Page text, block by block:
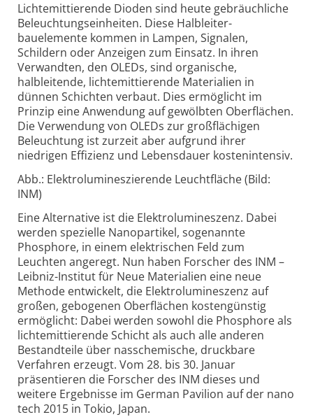
Lichtemittierende Dioden sind heute gebräuchliche
Beleuchtungseinheiten. Diese Halbleiter­
bauelemente kommen in Lampen, Signalen,
Schildern oder Anzeigen zum Einsatz. In ihren
Verwandten, den OLEDs, sind organische,
halbleitende, licht­emittierende Materialien in
dünnen Schichten verbaut. Dies ermöglicht im
Prinzip eine Anwendung auf gewölbten Oberflächen.
Die Verwendung von OLEDs zur großflächigen
Beleuchtung ist zurzeit aber aufgrund ihrer
niedrigen Effizienz und Lebens­dauer kostenintensiv.
Abb.: Elektrolumineszierende Leuchtfläche (Bild:
INM)
Eine Alternative ist die Elektro­lumineszenz. Dabei
werden spezielle Nanopartikel, sogenannte
Phosphore, in einem elektrischen Feld zum
Leuchten angeregt. Nun haben Forscher des INM –
Leibniz-Institut für Neue Materialien eine neue
Methode entwickelt, die Elektro­lumineszenz auf
großen, gebogenen Oberflächen kostengünstig
ermöglicht: Dabei werden sowohl die Phosphore als
lichtemittierende Schicht als auch alle anderen
Bestandteile über nasschemische, druckbare
Verfahren erzeugt. Vom 28. bis 30. Januar
präsentieren die Forscher des INM dieses und
weitere Ergebnisse im German Pavilion auf der nano
tech 2015 in Tokio, Japan.